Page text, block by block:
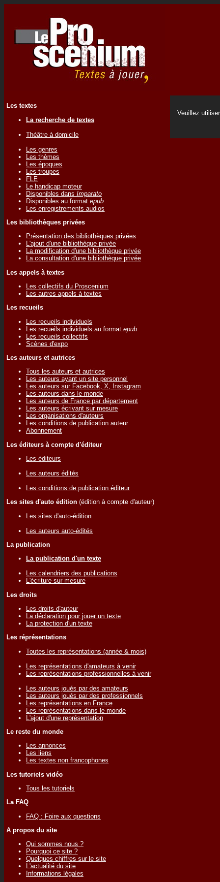
Les textes
La recherche de textes
Théâtre à domicile
Les genres
Les thèmes
Les époques
Les troupes
FLE
Le handicap moteur
Disponibles dans Imparato
Disponibles au format epub
Les enregistrements audios
Les bibliothèques privées
Présentation des bibliothèques privées
L'ajout d'une bibliothèque privée
La modification d'une bibliothèque privée
La consultation d'une bibliothèque privée
Les appels à textes
Les collectifs du Proscenium
Les autres appels à textes
Les recueils
Les recueils individuels
Les recueils individuels au format epub
Les recueils collectifs
Scènes d'expo
Les auteurs et autrices
Tous les auteurs et autrices
Les auteurs ayant un site personnel
Les auteurs sur Facebook, X, Instagram
Les auteurs dans le monde
Les auteurs de France par département
Les auteurs écrivant sur mesure
Les organisations d'auteurs
Les conditions de publication auteur
Abonnement
Les éditeurs à compte d'éditeur
Les éditeurs
Les auteurs édités
Les conditions de publication éditeur
Les sites d'auto édition (édition à compte d'auteur)
Les sites d'auto-édition
Les auteurs auto-édités
La publication
La publication d'un texte
Les calendriers des publications
L'écriture sur mesure
Les droits
Les droits d'auteur
La déclaration pour jouer un texte
La protection d'un texte
Les réprésentations
Toutes les représentations (année & mois)
Les représentations d'amateurs à venir
Les représentations professionnelles à venir
Les auteurs joués par des amateurs
Les auteurs joués par des professionnels
Les représentations en France
Les représentations dans le monde
L'ajout d'une représentation
Le reste du monde
Les annonces
Les liens
Les textes non francophones
Les tutoriels vidéo
Tous les tutoriels
La FAQ
FAQ : Foire aux questions
A propos du site
Qui sommes nous ?
Pourquoi ce site ?
Quelques chiffres sur le site
L'actualité du site
Informations légales
Veuillez